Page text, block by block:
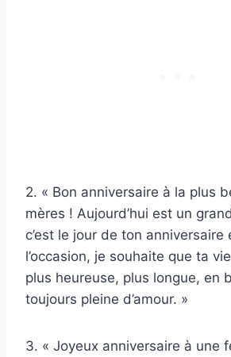
2. « Bon anniversaire à la plus
mères ! Aujourd’hui est un
c’est le jour de ton anniversaire
l’occasion, je souhaite que ta
plus heureuse, plus longue, en
toujours pleine d’amour. »
3. « Joyeux anniversaire à une